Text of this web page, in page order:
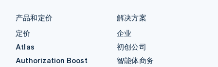
产品和定价
定价
Atlas
Authorization Boost
解决方案
企业
初创公司
智能体商务